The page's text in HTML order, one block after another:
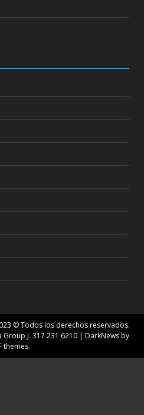
© Todos los derechos reservados.
J. 317 231 6210 | DarkNewsby
themes.